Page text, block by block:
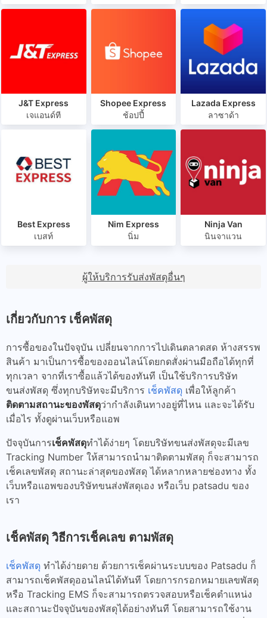
J&T Express
เจแอนด์ที
Shopee Express
ช้อปปี้
Lazada Express
ลาซาด้า
Best Express
เบสท์
Nim Express
นิ่ม
Ninja Van
นินจาแวน
ผู้ให้บริการรับส่งพัสดุอื่นๆ
เกี่ยวกับการ เช็คพัสดุ
การซื้อของในปัจจุบัน เปลี่ยนจากการไปเดินตลาดสด ห้างสรรพ
สินค้า มาเป็นการซื้อของออนไลน์โดยกดสั่งผ่านมือถือได้ทุกที่
ทุกเวลา จากที่เราซื้อแล้วได้ของทันที เป็นใช้บริการบริษัท
ขนส่งพัสดุ ซึ่งทุกบริษัทจะมีบริการ เช็คพัสดุ เพื่อให้ลูกค้า
ติดตามสถานะของพัสดุว่ากำลังเดินทางอยู่ที่ไหน และจะได้รับ
เมื่อไร ทั้งดูผ่านเว็บหรือแอพ
ปัจจุบันการเช็คพัสดุทำได้ง่ายๆ โดยบริษัทขนส่งพัสดุจะมีเลข
Tracking Number ให้สามารถนำมาติดตามพัสดุ ก็จะสามารถ
เช็คเลขพัสดุ สถานะล่าสุดของพัสดุ ได้หลากหลายช่องทาง ทั้ง
เว็บหรือแอพของบริษัทขนส่งพัสดุเอง หรือเว็บ patsadu ของ
เรา
เช็คพัสดุ วิธีการเช็คเลข ตามพัสดุ
เช็คพัสดุ ทำได้ง่ายดาย ด้วยการเช็คผ่านระบบของ Patsadu ก็
สามารถเช็คพัสดุออนไลน์ได้ทันที โดยการกรอกหมายเลขพัสดุ
หรือ Tracking EMS ก็จะสามารถตรวจสอบหรือเช็คตำแหน่ง
และสถานะปัจจุบันของพัสดุได้อย่างทันที โดยสามารถใช้งาน